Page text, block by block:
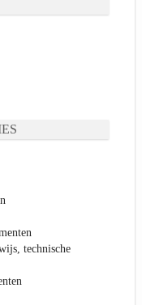
technische